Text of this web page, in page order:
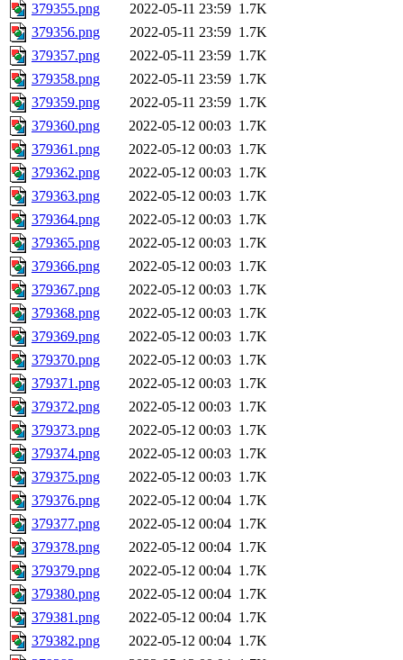
379355.png 2022-05-11 23:59 1.7K
379356.png
2022-05-11 23:59 1.7K
379357.png
2022-05-11 23:59 1.7K
379358.png
2022-05-11 23:59 1.7K
379359.png
2022-05-11 23:59 1.7K
379360.png
2022-05-12 00:03 1.7K
379361.png
2022-05-12 00:03 1.7K
379362.png
2022-05-12 00:03 1.7K
379363.png
2022-05-12 00:03 1.7K
379364.png
2022-05-12 00:03 1.7K
379365.png
2022-05-12 00:03 1.7K
379366.png
2022-05-12 00:03 1.7K
379367.png
2022-05-12 00:03 1.7K
379368.png
2022-05-12 00:03 1.7K
379369.png
2022-05-12 00:03 1.7K
379370.png
2022-05-12 00:03 1.7K
379371.png
2022-05-12 00:03 1.7K
379372.png
2022-05-12 00:03 1.7K
379373.png
2022-05-12 00:03 1.7K
379374.png
2022-05-12 00:03 1.7K
379375.png
2022-05-12 00:03 1.7K
379376.png
2022-05-12 00:04 1.7K
379377.png
2022-05-12 00:04 1.7K
379378.png
2022-05-12 00:04 1.7K
379379.png
2022-05-12 00:04 1.7K
379380.png
2022-05-12 00:04 1.7K
379381.png
2022-05-12 00:04 1.7K
379382.png
2022-05-12 00:04 1.7K